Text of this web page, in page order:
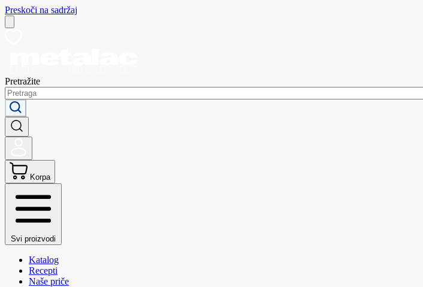
Preskoči na sadržaj
Pretražite
Korpa
Svi proizvodi
Katalog
Recepti
Naše priče